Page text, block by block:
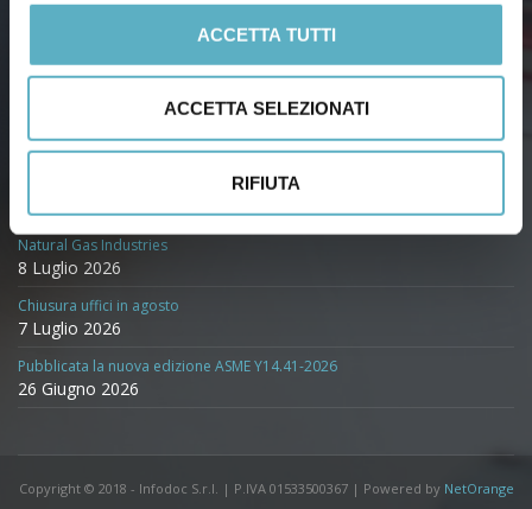
ACCETTA TUTTI
ACCETTA SELEZIONATI
RIFIUTA
COOKIE POLICY
Ultime Notizie
API STD 610:2026 – Centrifugal Pumps for Petroleum, Petrochemical and
Natural Gas Industries
8 Luglio 2026
Chiusura uffici in agosto
7 Luglio 2026
Pubblicata la nuova edizione ASME Y14.41-2026
26 Giugno 2026
Copyright © 2018 - Infodoc S.r.l. | P.IVA 01533500367 | Powered by NetOrange